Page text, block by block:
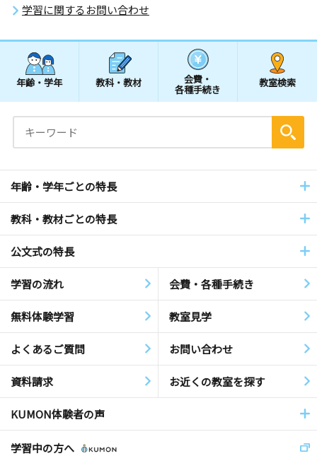
学習に関するお問い合わせ
年齢・学年 教科・教材 会費・
各種手続き
教室検索
年齢・学年ごとの特長
教科・教材ごとの特長
公文式の特長
学習の流れ 会費・各種手続き
無料体験学習 教室見学
よくあるご質問 お問い合わせ
資料請求 お近くの教室を探す
KUMON体験者の声
学習中の方へ